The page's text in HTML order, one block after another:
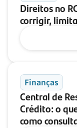
Direitos no
corrigir,
Finanças
Central de
Crédito: o
como